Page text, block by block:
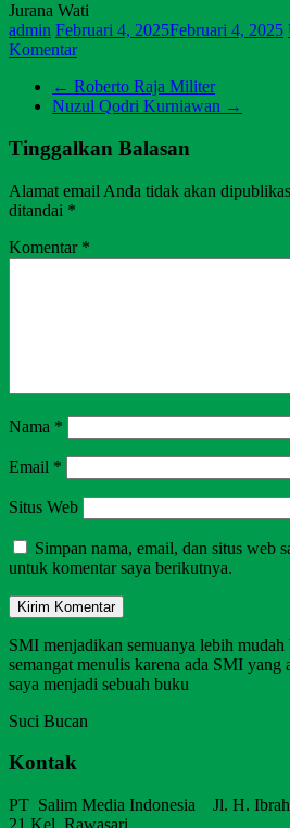
Jurana Wati
admin Februari 4, 2025Februari 4, 2025
Komentar
← Roberto Raja Militer
Nuzul Qodri Kurniawan →
Tinggalkan Balasan
Alamat email Anda tidak akan
ditandai *
Komentar *
Nama *
Email *
Situs Web
Simpan nama, email, dan situs web
untuk komentar saya berikutnya.
SMI menjadikan semuanya lebih mudah
semangat menulis karena ada SMI
saya menjadi sebuah buku
Suci Bucan
Kontak
PT Salim Media Indonesia Jl. H.